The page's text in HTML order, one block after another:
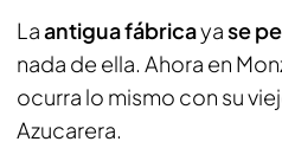
Laantigua fábricayase
nada de ella. Ahora en
ocurra lo mismo con su
Azucarera.